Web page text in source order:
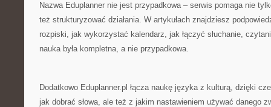
Nazwa Eduplanner nie jest przypadkowa – serwis pomaga nie
też strukturyzować działania. W artykułach znajdziesz
rozpiski, jak wykorzystać kalendarz, jak łączyć słuchanie,
nauka była kompletna, a nie przypadkowa.
Dodatkowo Eduplanner.pl łącza naukę języka z kulturą, dzięki
jak dobrać słowa, ale też z jakim nastawieniem używać danego